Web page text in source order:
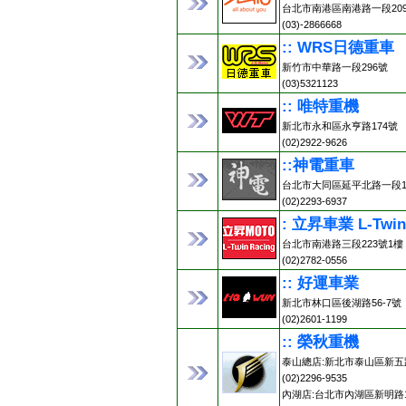
台北市南港區南港路一段
(03)-2866668
:: WRS日德重車
新竹市中華路一段296號
(03)5321123
:: 唯特重機
新北市永和區永亨路174號
(02)2922-9626
::神電重車
台北市大同區延平北路一段
(02)2293-6937
: 立昇車業 L-Twin
台北市南港路三段223號1樓
(02)2782-0556
:: 好運車業
新北市林口區後湖路56-7號
(02)2601-1199
:: 榮秋重機
泰山總店:新北市泰山區新
(02)2296-9535
內湖店:台北市內湖區新明